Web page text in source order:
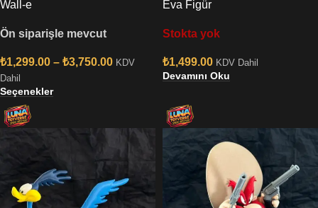
Wall-e
Ön siparişle mevcut
₺1,299.00 – ₺3,750.00 KDV
Dahil
Seçenekler
Eva Figür
Stokta yok
₺1,499.00 KDV Dahil
Devamını Oku